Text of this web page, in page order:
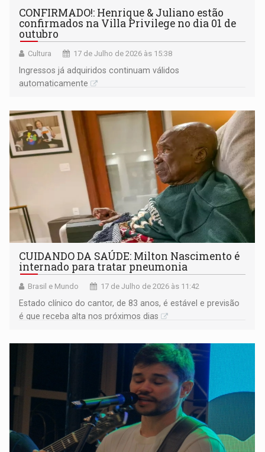
CONFIRMADO!: Henrique & Juliano estão
confirmados na Villa Privilege no dia 01 de
outubro
Cultura 17 de Julho de 2026 às 15:38
Ingressos já adquiridos continuam válidos
automaticamente
CUIDANDO DA SAÚDE: Milton Nascimento é
internado para tratar pneumonia
Brasil e Mundo 17 de Julho de 2026 às 11:42
Estado clínico do cantor, de 83 anos, é estável e previsão
é que receba alta nos próximos dias